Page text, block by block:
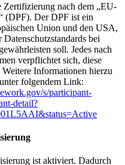
Zertifizierung nach dem „EU-
(DPF). Der DPF ist ein
Union und den USA,
bei
soll. Jedes nach
verpflichtet sich, diese
Informationen hierzu
folgendem Link:
s/participant-
detail?
ist aktiviert. Dadurch